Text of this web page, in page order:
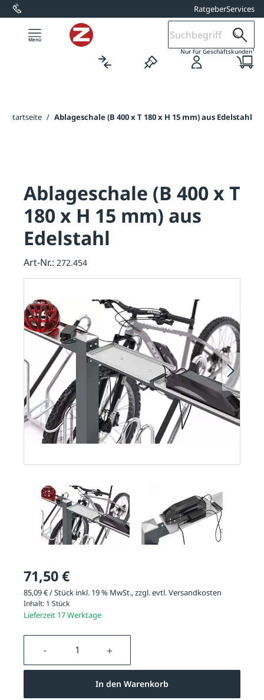
springen RatgeberServices
Nur für Geschäftskunden1
Startseite / Ablageschale (B 400 x T 180 x H 15 mm) aus Edelstahl
71,50 €
85,09 € / Stück inkl. 19 % MwSt., zzgl. evtl.Versandkosten
Inhalt: 1 Stück
Lieferzeit 17 Werktage
Produkt Anzahl: Gib den
In den Warenkorb
Ablageschale (B 400 x T
180 x H 15 mm) aus
Edelstahl
Art-Nr.: 272.454